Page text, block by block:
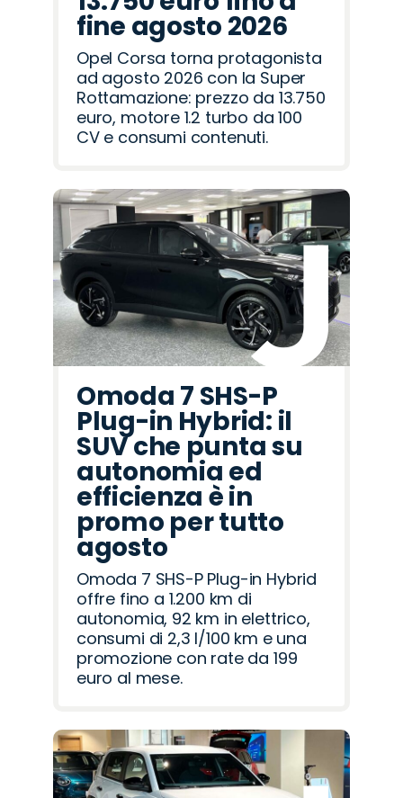
fine agosto 2026
Opel Corsa torna protagonista
ad agosto 2026 con la Super
Rottamazione: prezzo da 13.750
euro, motore 1.2 turbo da 100
CV e consumi contenuti.
Omoda 7 SHS-P
Plug-in Hybrid: il
SUV che punta su
autonomia ed
efficienza è in
promo per tutto
agosto
Omoda 7 SHS-P Plug-in Hybrid
offre fino a 1.200 km di
autonomia, 92 km in elettrico,
consumi di 2,3 l/100 km e una
promozione con rate da 199
euro al mese.